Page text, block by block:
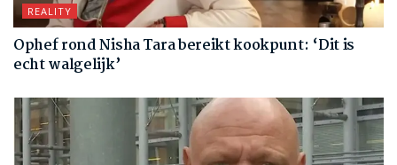
REALITY
Ophef rond Nisha Tara bereikt kookpunt: ‘Dit is
echt walgelijk’